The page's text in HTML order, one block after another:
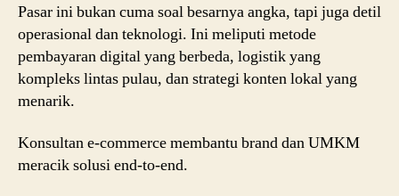
Pasar ini bukan cuma soal besarnya angka, tapi juga detil
operasional dan teknologi. Ini meliputi metode
pembayaran digital yang berbeda, logistik yang
kompleks lintas pulau, dan strategi konten lokal yang
menarik.
Konsultan e-commerce membantu brand dan UMKM
meracik solusi end-to-end.